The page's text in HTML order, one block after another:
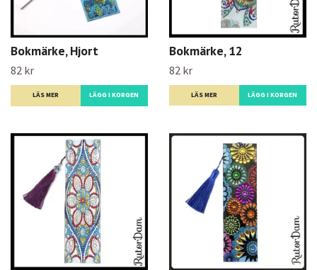
Bokmärke, Hjort
82 kr
LÄS MER
Bokmärke, 12
82 kr
LÄS MER